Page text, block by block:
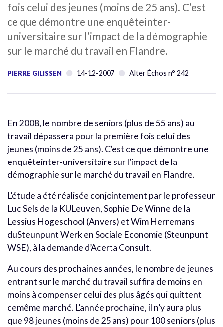
fois celui des jeunes (moins de 25 ans). C’est
ce que démontre une enquêteinter-
universitaire sur l’impact de la démographie
sur le marché du travail en Flandre.
PIERRE GILISSEN 14-12-2007 Alter Échos n° 242
En 2008, le nombre de seniors (plus de 55 ans) au
travail dépassera pour la première fois celui des
jeunes (moins de 25 ans). C’est ce que démontre une
enquêteinter-universitaire sur l’impact de la
démographie sur le marché du travail en Flandre.
L’étude a été réalisée conjointement par le professeur
Luc Sels de la KULeuven, Sophie De Winne de la
Lessius Hogeschool (Anvers) et Wim Herremans
duSteunpunt Werk en Sociale Economie (Steunpunt
WSE), à la demande d’Acerta Consult.
Au cours des prochaines années, le nombre de jeunes
entrant sur le marché du travail suffira de moins en
moins à compenser celui des plus âgés qui quittent
cemême marché. L’année prochaine, il n’y aura plus
que 98 jeunes (moins de 25 ans) pour 100 seniors (plus